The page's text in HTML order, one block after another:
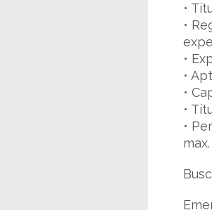
•
•
•
•
•
•
•
max.